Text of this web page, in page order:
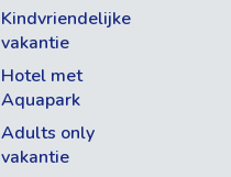
Kindvriendelijke
vakantie
Hotel met
Aquapark
Adults only
vakantie